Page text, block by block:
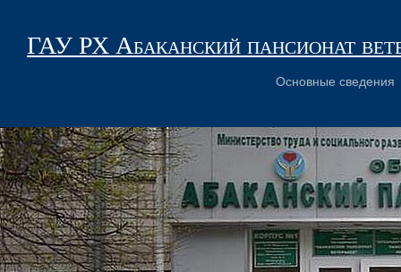
ГАУ РХ Абаканский пансионат
Основные сведения